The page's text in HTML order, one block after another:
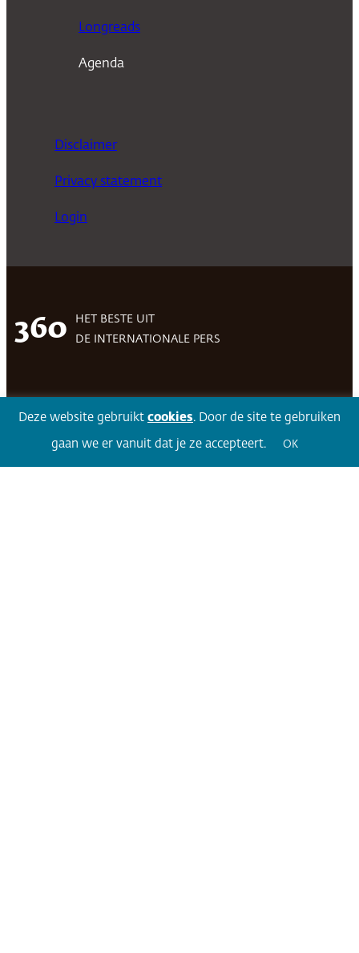
Longreads
Agenda
Disclaimer
Privacy statement
Login
360
HET BESTE UIT
DE INTERNATIONALE PERS
Volg 360Facebook LinkedIn Twitter
Deze website gebruikt cookies. Door de site te gebruiken
gaan we er vanuit dat je ze accepteert. OK